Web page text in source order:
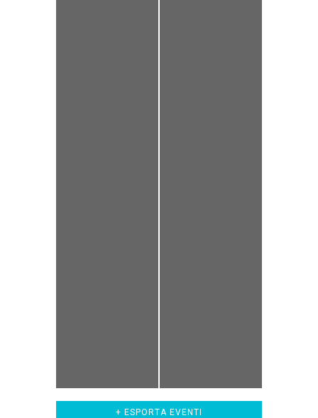
+ ESPORTA EVENTI